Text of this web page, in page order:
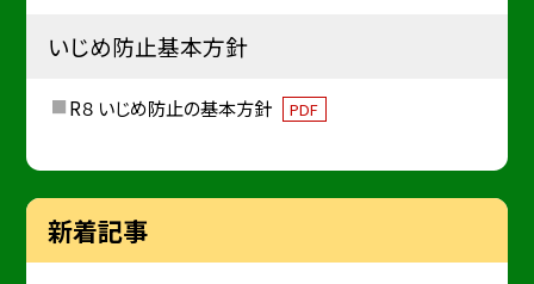
いじめ防止基本方針
R８ いじめ防止の基本方針 PDF
新着記事